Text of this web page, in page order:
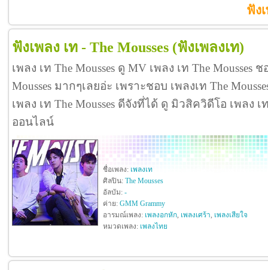
ฟัง
ฟังเพลง เท - The Mousses (ฟังเพลงเท)
เพลง เท The Mousses ดู MV เพลง เท The Mousses
Mousses มากๆเลยอ่ะ เพราะชอบ เพลงเท The
เพลง เท The Mousses ดีจังที่ได้ ดู มิวสิควิดีโอ เพลง เ
ออนไลน์
ชื่อเพลง: เพลงเท
ศิลปิน: The Mousses
อัลบัม: -
ค่าย: GMM Grammy
อารมณ์เพลง: เพลงอกหัก, เพลงเศร้า, เพลงเสียใจ
หมวดเพลง: เพลงไทย